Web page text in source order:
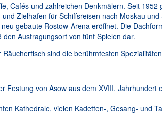
Cafés und zahlreichen Denkmälern. Seit 1952
Zielhafen für Schiffsreisen nach Moskau und
gebaute Rostow-Arena eröffnet. Die
Austragungsort von fünf Spielen dar.
sind die berühmtesten
Festung von Asow aus dem XVIII. Jahrhundert
Kathedrale, vielen Kadetten-, Gesang- und